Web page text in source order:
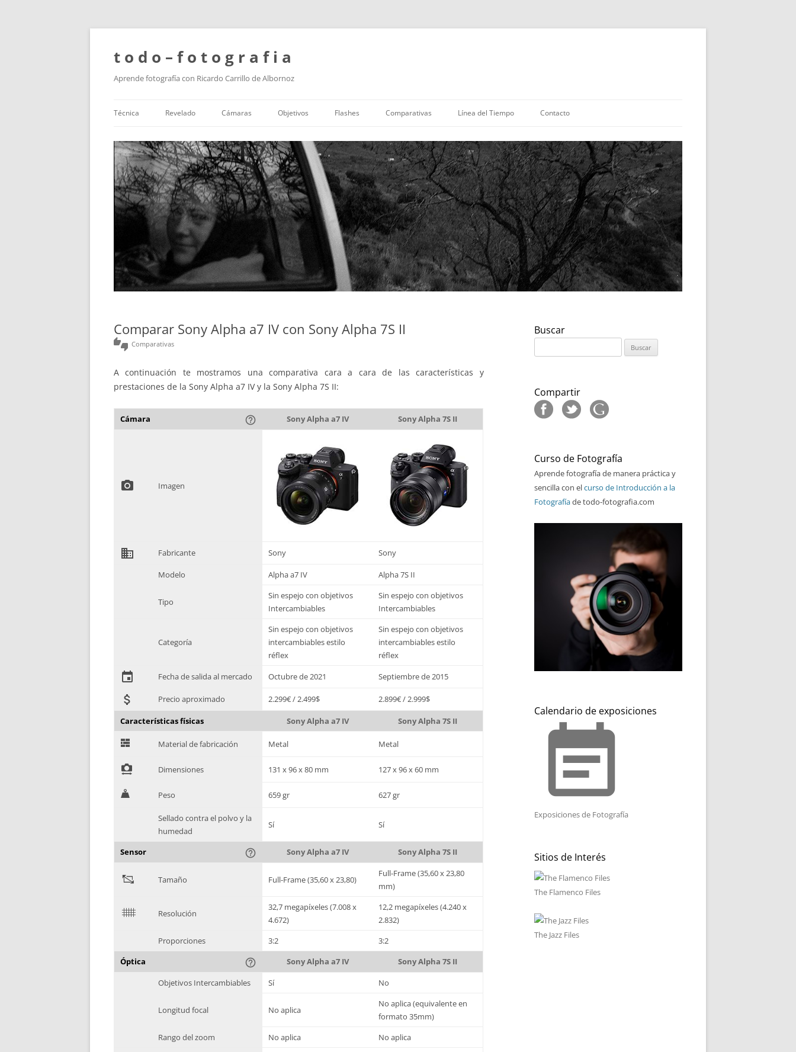
t o d o – f o t o g r a f i a
Aprende fotografía con Ricardo Carrillo de Albornoz
al
contenido
Técnica Revelado Cámaras Objetivos Flashes Comparativas Línea del Tiempo Contacto
Comparar Sony Alpha a7 IV con Sony Alpha 7S II
thumbs_up_down Comparativas
A continuación te mostramos una comparativa cara a cara de las características y
prestaciones de la Sony Alpha a7 IV y la Sony Alpha 7S II:
Cámara help_outline Sony Alpha a7 IV Sony Alpha 7S II
photo_camera Imagen
domain Fabricante Sony Sony
Modelo Alpha a7 IV Alpha 7S II
Tipo
Sin espejo con objetivos
Intercambiables
Sin espejo con objetivos
Intercambiables
Categoría
Sin espejo con objetivos
intercambiables estilo
réflex
Sin espejo con objetivos
intercambiables estilo
réflex
event Fecha de salida al mercado Octubre de 2021 Septiembre de 2015
attach_money Precio aproximado 2.299€ / 2.499$ 2.899€ / 2.999$
Características físicas Sony Alpha a7 IV Sony Alpha 7S II
G Material de fabricación Metal Metal
! Dimensiones 131 x 96 x 80 mm 127 x 96 x 60 mm
H Peso 659 gr 627 gr
Sellado contra el polvo y la
humedad
Sí Sí
Sensor help_outline Sony Alpha a7 IV Sony Alpha 7S II
" Tamaño Full-Frame (35,60 x 23,80)
Full-Frame (35,60 x 23,80
mm)
$ Resolución
32,7 megapíxeles (7.008 x
4.672)
12,2 megapíxeles (4.240 x
2.832)
Proporciones
3:2
3:2
Óptica
help_outline Sony Alpha a7 IV
Sony Alpha 7S II
Objetivos Intercambiables
Sí No
Longitud focal No aplica
No aplica (equivalente en
formato 35mm)
Rango del zoom
No aplica
No aplica
Buscar
Compartir
Curso de Fotografía
Aprende fotografía de manera práctica y
sencilla con elcurso de Introducción a la
Fotografíade todo-fotografia.com
Calendario de exposiciones
event_note
Exposiciones de Fotografía
Sitios de Interés
The Flamenco Files
The Jazz Files